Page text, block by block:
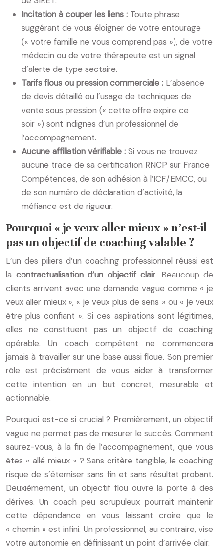
Incitation à couper les liens : Toute phrase
suggérant de vous éloigner de votre entourage
(« votre famille ne vous comprend pas »), de votre
médecin ou de votre thérapeute est un signal
d’alerte de type sectaire.
Tarifs flous ou pression commerciale : L’absence
de devis détaillé ou l’usage de techniques de
vente sous pression (« cette offre expire ce
soir ») sont indignes d’un professionnel de
l’accompagnement.
Aucune affiliation vérifiable : Si vous ne trouvez
aucune trace de sa certification RNCP sur France
Compétences, de son adhésion à l’ICF/EMCC, ou
de son numéro de déclaration d’activité, la
méfiance est de rigueur.
Pourquoi « je veux aller mieux » n’est-il
pas un objectif de coaching valable ?
L’un des piliers d’un coaching professionnel réussi est
la contractualisation d’un objectif clair. Beaucoup de
clients arrivent avec une demande vague comme « je
veux aller mieux », « je veux plus de sens » ou « je veux
être plus confiant ». Si ces aspirations sont légitimes,
elles ne constituent pas un objectif de coaching
opérable. Un coach compétent ne commencera
jamais à travailler sur une base aussi floue. Son premier
rôle est précisément de vous aider à transformer
cette intention en un but concret, mesurable et
actionnable.
Pourquoi est-ce si crucial ? Premièrement, un objectif
vague ne permet pas de mesurer le succès. Comment
saurez-vous, à la fin de l’accompagnement, que vous
êtes « allé mieux » ? Sans critère tangible, le coaching
risque de s’éterniser sans fin et sans résultat probant.
Deuxièmement, un objectif flou ouvre la porte à des
dérives. Un coach peu scrupuleux pourrait maintenir
cette dépendance en vous laissant croire que le
« chemin » est infini. Un professionnel, au contraire, vise
votre autonomie en définissant un point d’arrivée clair.